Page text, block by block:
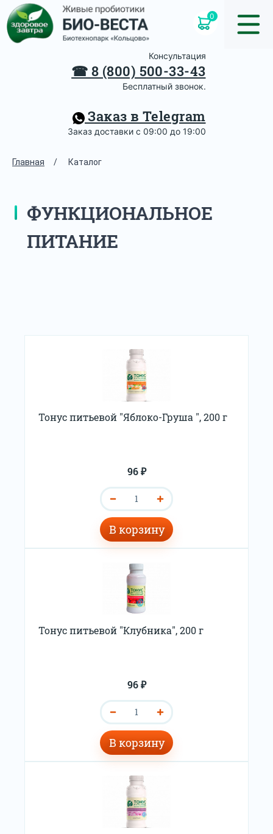
0
Консультация
☎8 (800) 500-33-43
Бесплатный звонок.
Заказ в Telegram
Заказ доставки с 09:00 до 19:00
Главная / Каталог
ФУНКЦИОНАЛЬНОЕ
ПИТАНИЕ
Тонус питьевой "Яблоко-Груша ", 200 г
96 ₽
В корзину
Тонус питьевой "Клубника", 200 г
96 ₽
В корзину